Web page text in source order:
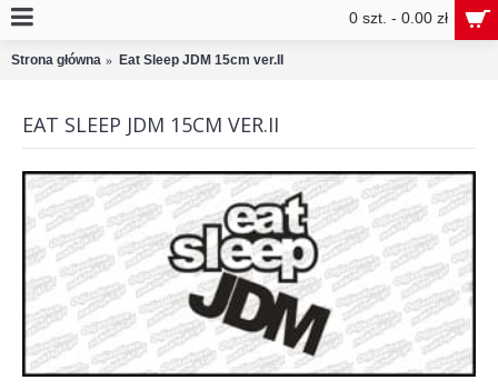
0 szt. - 0.00 zł
Strona główna Eat Sleep JDM 15cm ver.II
EAT SLEEP JDM 15CM VER.II